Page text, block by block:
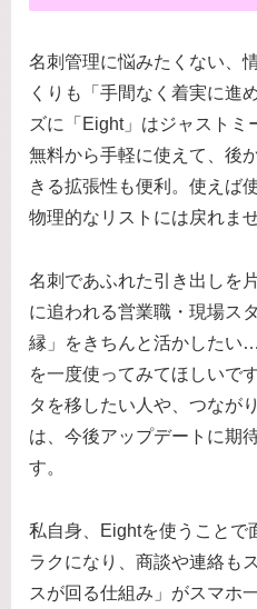
名刺管理に悩みたくない、
くりも「手間なく着実に進
ズに「Eight」はジャストミ
無料から手軽に使えて、後
きる拡張性も便利。使えば
物理的なリストには戻れませ
名刺であふれた引き出しを
に追われる営業職・現場ス
縁」をきちんと活かしたい
を一度使ってみてほしいで
タを移したい人や、つなが
は、今後アップデートに期
す。
私自身、Eightを使うことで
ラクになり、商談や連絡も
スが回る仕組み」がスマホ